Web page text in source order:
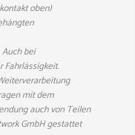
oben)
bei
Fahrlässigkeit.
mit dem
auch von Teilen
GmbH gestattet